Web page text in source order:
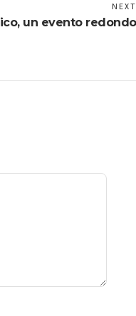
un evento redondo
NEXT